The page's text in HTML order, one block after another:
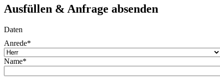
Ausfüllen & Anfrage absenden
Daten
Anrede*
Name*